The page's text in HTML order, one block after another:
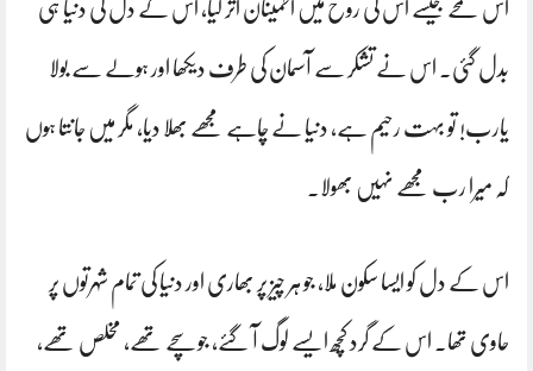
اس لمحے جیسے اس کی روح میں اطمینان اتر گیا، اس کے دل کی دنیا ہی
بدل گئی۔ اس نے تشکر سے آسمان کی طرف دیکھا اور ہولے سے بولا
یارب! تو بہت رحیم ہے، دنیا نے چاہے مجھے بھلا دیا، مگر میں جانتا ہوں
کہ میرا رب مجھے نہیں بھولا۔
اس کے دل کو ایسا سکون ملا، جو ہر چیز پر بھاری اور دنیا کی تمام شہرتوں پر
حاوی تھا۔ اس کے گرد کچھ ایسے لوگ آ گئے، جو سچے تھے، مخلص تھے،